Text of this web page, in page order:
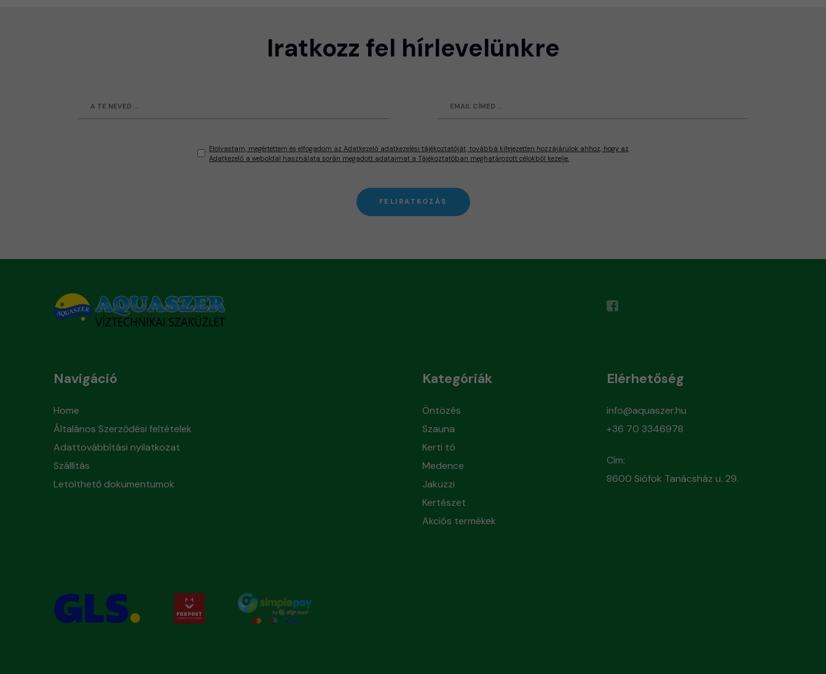
Iratkozz fel hírlevelünkre
Elolvastam, megértettem és elfogadom az Adatkezelő adatkezelési tájékoztatóját, továbbá kifejezetten hozzájárulok ahhoz, hogy az
Adatkezelő a weboldal használata során megadott adataimat a Tájékoztatóban meghatározott célokból kezelje.
FELIRATKOZÁS
Navigáció
Home
Általános Szerződési feltételek
Adattovábbítási nyilatkozat
Szállítás
Letölthető dokumentumok
Kategóriák
Öntözés
Szauna
Kerti tó
Medence
Jakuzzi
Kertészet
Akciós termékek
Elérhetőség
info@aquaszer.hu
+36 70 3346978
Cím:
8600 Siófok Tanácsház u. 29.